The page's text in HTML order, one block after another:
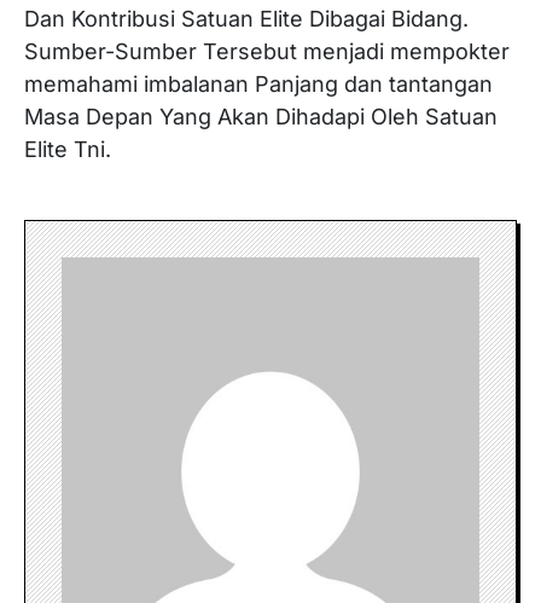
Dan Kontribusi Satuan Elite Dibagai Bidang.
Sumber-Sumber Tersebut menjadi mempokter
memahami imbalanan Panjang dan tantangan
Masa Depan Yang Akan Dihadapi Oleh Satuan
Elite Tni.